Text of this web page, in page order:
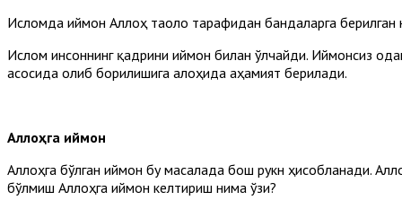
Исломда иймон Аллоҳ таоло тарафидан бандаларга берилган
Ислом инсоннинг қадрини иймон билан ўлчайди. Иймонсиз
асосида олиб борилишига алоҳида аҳамият берилади.
Аллоҳга иймон
Аллоҳга бўлган иймон бу масалада бош рукн ҳисобланади.
бўлмиш Аллоҳга иймон келтириш нима ўзи?